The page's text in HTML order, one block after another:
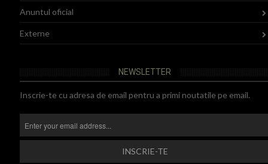
Anuntul oficial
Externe
NEWSLETTER
Inscrie-te cu adresa de email pentru a primi noutatile pe email.